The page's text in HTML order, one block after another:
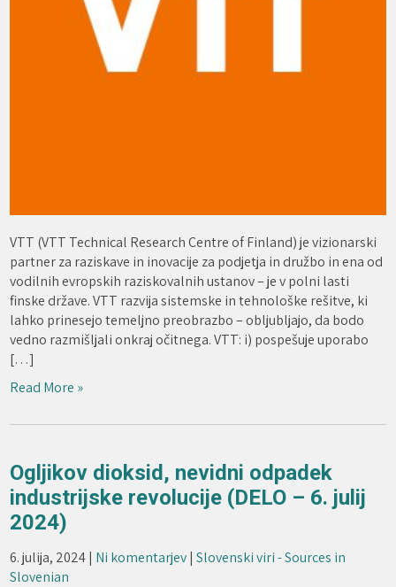
VTT (VTT Technical Research Centre of Finland) je vizionarski
partner za raziskave in inovacije za podjetja in družbo in ena od
vodilnih evropskih raziskovalnih ustanov – je v polni lasti
finske države. VTT razvija sistemske in tehnološke rešitve, ki
lahko prinesejo temeljno preobrazbo – obljubljajo, da bodo
vedno razmišljali onkraj očitnega. VTT: i) pospešuje uporabo
[…]
Read More »
Ogljikov dioksid, nevidni odpadek
industrijske revolucije (DELO – 6. julij
2024)
6. julija, 2024| Ni komentarjev|Slovenski viri - Sources in
Slovenian